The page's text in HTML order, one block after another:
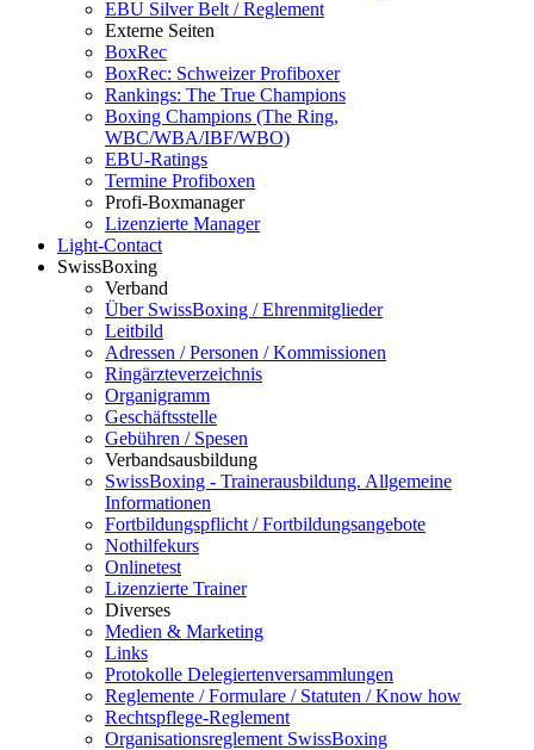
EBU Silver Belt / Reglement
Externe Seiten
BoxRec
BoxRec: Schweizer Profiboxer
Rankings: The True Champions
Boxing Champions (The Ring,
WBC/WBA/IBF/WBO)
EBU-Ratings
Termine Profiboxen
Profi-Boxmanager
Lizenzierte Manager
Light-Contact
SwissBoxing
Verband
Über SwissBoxing / Ehrenmitglieder
Leitbild
Adressen / Personen / Kommissionen
Ringärzteverzeichnis
Organigramm
Geschäftsstelle
Gebühren / Spesen
Verbandsausbildung
SwissBoxing - Trainerausbildung. Allgemeine
Informationen
Fortbildungspflicht / Fortbildungsangebote
Nothilfekurs
Onlinetest
Lizenzierte Trainer
Diverses
Medien & Marketing
Links
Protokolle Delegiertenversammlungen
Reglemente / Formulare / Statuten / Know how
Rechtspflege-Reglement
Organisationsreglement SwissBoxing